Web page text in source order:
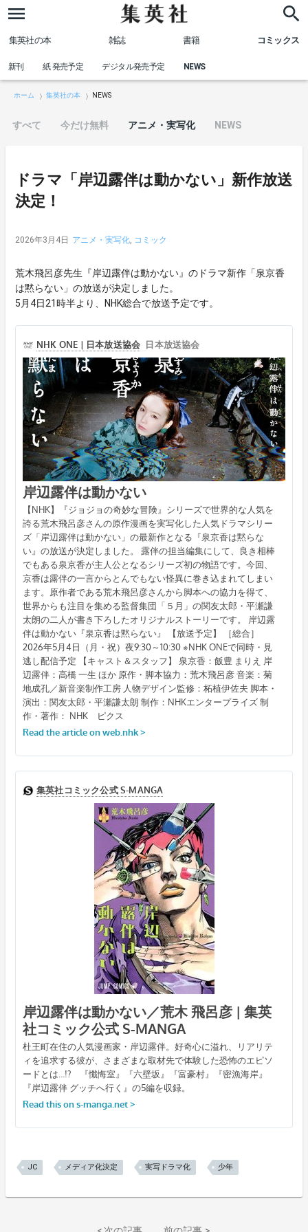
集英社の本 雑誌 書籍 コミックス
新刊 紙 発売予定 デジタル発売予定 NEWS
ホーム 集英社の本 NEWS
すべて 今だけ無料 アニメ・実写化 NEWS
ドラマ「岸辺露伴は動かない」新作放送
決定！
2026年3月4日 アニメ・実写化, コミック
荒木飛呂彦先生『岸辺露伴は動かない』のドラマ新作「泉京香
は黙らない」の放送が決定しました。
5月4日21時半より、NHK総合で放送予定です。
JC メディア化決定 実写ドラマ化 少年